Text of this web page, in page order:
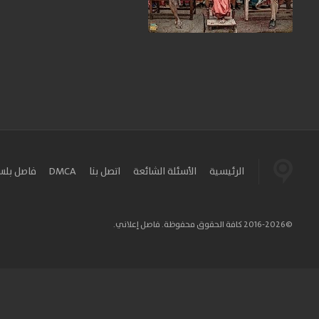
الرئيسية الأسئلة الشائعة اتصل بنا DMCA فاصل
©2016-2026 كافة الحقوق محفوظة. فاصل إعلاني.